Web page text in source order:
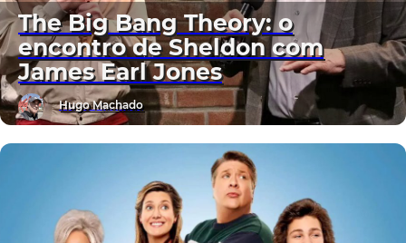
The Big Bang Theory: o
encontro de Sheldon com
James Earl Jones
Hugo Machado